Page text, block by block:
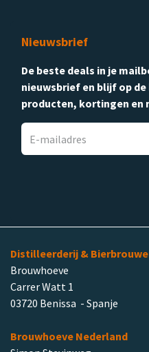
Nieuwsbrief
De beste deals in je
nieuwsbrief en blijf op
producten, kortingen en
Distilleerderij &
Brouwhoeve
Carrer Watt 1
03720 Benissa - Spanje
Brouwhoeve Nederland